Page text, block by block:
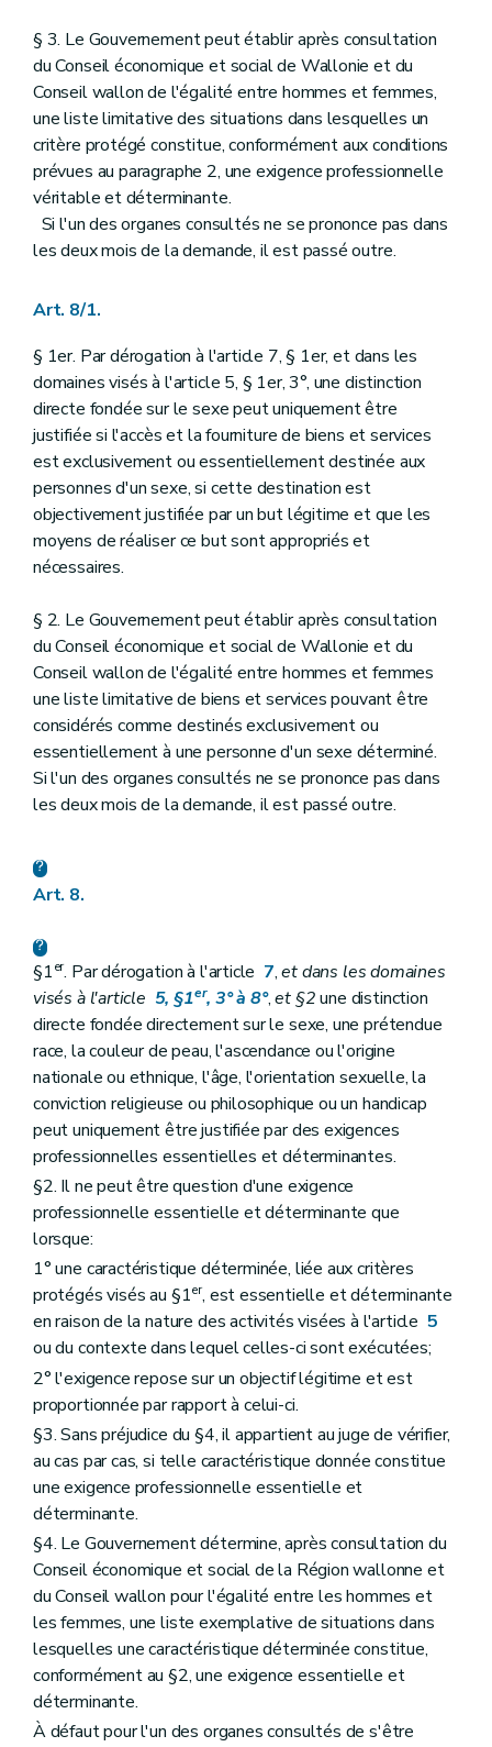
§ 3. Le Gouvernement peut établir après consultation
du Conseil économique et social de Wallonie et du
Conseil wallon de l'égalité entre hommes et femmes,
une liste limitative des situations dans lesquelles un
critère protégé constitue, conformément aux conditions
prévues au paragraphe 2, une exigence professionnelle
véritable et déterminante.
Si l'un des organes consultés ne se prononce pas dans
les deux mois de la demande, il est passé outre.
Art. 8/1.
§ 1er. Par dérogation à l'article 7, § 1er, et dans les
domaines visés à l'article 5, § 1er, 3°, une distinction
directe fondée sur le sexe peut uniquement être
justifiée si l'accès et la fourniture de biens et services
est exclusivement ou essentiellement destinée aux
personnes d'un sexe, si cette destination est
objectivement justifiée par un but légitime et que les
moyens de réaliser ce but sont appropriés et
nécessaires.
§ 2. Le Gouvernement peut établir après consultation
du Conseil économique et social de Wallonie et du
Conseil wallon de l'égalité entre hommes et femmes
une liste limitative de biens et services pouvant être
considérés comme destinés exclusivement ou
essentiellement à une personne d'un sexe déterminé.
Si l'un des organes consultés ne se prononce pas dans
les deux mois de la demande, il est passé outre.
Art. 8.
§1er. Par dérogation à l'article 7,et dans les domaines
visés à l'article 5, §1er, 3° à 8°,et §2une distinction
directe fondée directement sur le sexe, une prétendue
race, la couleur de peau, l'ascendance ou l'origine
nationale ou ethnique, l'âge, l'orientation sexuelle, la
conviction religieuse ou philosophique ou un handicap
peut uniquement être justifiée par des exigences
professionnelles essentielles et déterminantes.
§2. Il ne peut être question d'une exigence
professionnelle essentielle et déterminante que
lorsque:
1° une caractéristique déterminée, liée aux critères
protégés visés au §1er, est essentielle et déterminante
en raison de la nature des activités visées à l'article 5
ou du contexte dans lequel celles-ci sont exécutées;
2° l'exigence repose sur un objectif légitime et est
proportionnée par rapport à celui-ci.
§3. Sans préjudice du §4, il appartient au juge de vérifier,
au cas par cas, si telle caractéristique donnée constitue
une exigence professionnelle essentielle et
déterminante.
§4. Le Gouvernement détermine, après consultation du
Conseil économique et social de la Région wallonne et
du Conseil wallon pour l'égalité entre les hommes et
les femmes, une liste exemplative de situations dans
lesquelles une caractéristique déterminée constitue,
conformément au §2, une exigence essentielle et
déterminante.
À défaut pour l'un des organes consultés de s'être